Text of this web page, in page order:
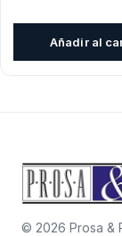
Añadir al
© 2026 Prosa &